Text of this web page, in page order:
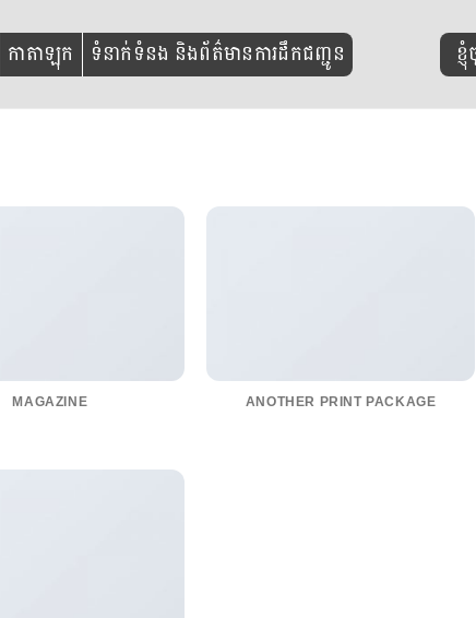
កាតាឡុក ទំនាក់ទំនង និងព័ត៌មានការដឹកជញ្ជូន ខ្
MAGAZINE ANOTHER PRINT PACKAGE